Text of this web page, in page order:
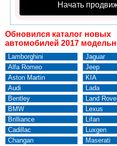
Начать
Обновился каталог новых
автомобилей 2017
Lamborghini
Alfa Romeo
Aston Martin
Audi
Bentley
BMW
Brilliance
Cadillac
Changan
Jaguar
Jeep
KIA
Lada
Land
Lexus
Lifan
Luxgen
Maserati